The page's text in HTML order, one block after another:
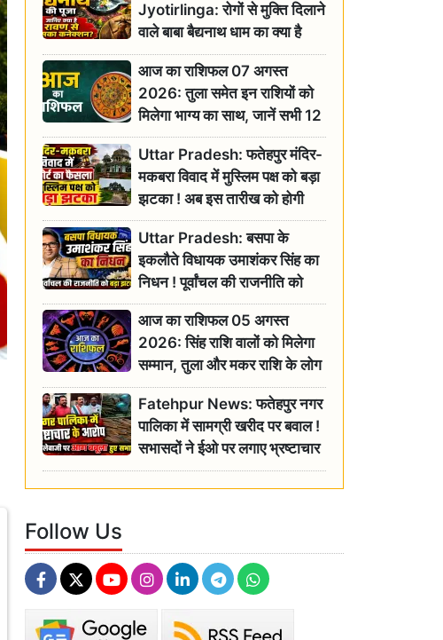
Jyotirlinga: रोगों से मुक्ति दिलाने
वाले बाबा बैद्यनाथ धाम का क्या है
रावण से संबंध? जानिए ज्योतिर्लिंग की
महिमा
आज का राशिफल 07 अगस्त
2026: तुला समेत इन राशियों को
मिलेगा भाग्य का साथ, जानें सभी 12
राशियों का दैनिक भाग्यफल
Uttar Pradesh: फतेहपुर मंदिर-
मकबरा विवाद में मुस्लिम पक्ष को बड़ा
झटका ! अब इस तारीख को होगी
सुनवाई
Uttar Pradesh: बसपा के
इकलौते विधायक उमाशंकर सिंह का
निधन ! पूर्वांचल की राजनीति को
बड़ा झटका, योगी ने जताया दुःख
आज का राशिफल 05 अगस्त
2026: सिंह राशि वालों को मिलेगा
सम्मान, तुला और मकर राशि के लोग
रहें सतर्क
Fatehpur News: फतेहपुर नगर
पालिका में सामग्री खरीद पर बवाल !
सभासदों ने ईओ पर लगाए भ्रष्टाचार
के गंभीर आरोप
Follow Us